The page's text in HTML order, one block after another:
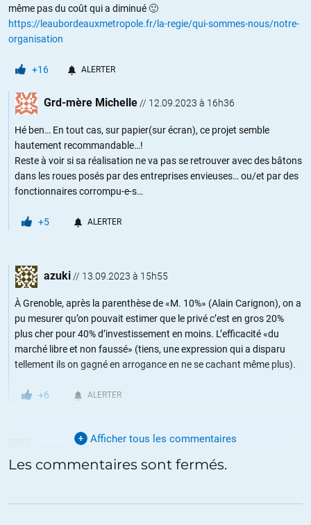
même pas du coût qui a diminué 🙂
https://leaubordeauxmetropole.fr/la-regie/qui-sommes-nous/notre-
organisation
+16 ALERTER
Grd-mère Michelle // 12.09.2023 à 16h36
Hé ben… En tout cas, sur papier(sur écran), ce projet semble
hautement recommandable…!
Reste à voir si sa réalisation ne va pas se retrouver avec des bâtons
dans les roues posés par des entreprises envieuses… ou/et par des
fonctionnaires corrompu-e-s…
+5 ALERTER
azuki // 13.09.2023 à 15h55
À Grenoble, après la parenthèse de «M. 10%» (Alain Carignon), on a
pu mesurer qu’on pouvait estimer que le privé c’est en gros 20%
plus cher pour 40% d’investissement en moins. L’efficacité «du
marché libre et non faussé» (tiens, une expression qui a disparu
tellement ils on gagné en arrogance en ne se cachant même plus).
+6 ALERTER
John V. Doe
une escroquerie réalisée sur notre dos par les politiciens pro-
Afficher tous les commentaires
Les commentaires sont fermés.